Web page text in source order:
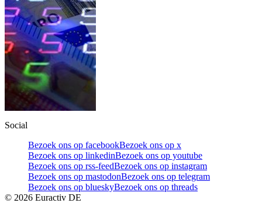
Social
Bezoek ons op facebookBezoek ons op x
Bezoek ons op linkedinBezoek ons op youtube
Bezoek ons op rss-feedBezoek ons op instagram
Bezoek ons op mastodonBezoek ons op telegram
Bezoek ons op blueskyBezoek ons op threads
© 2026 Euractiv DE